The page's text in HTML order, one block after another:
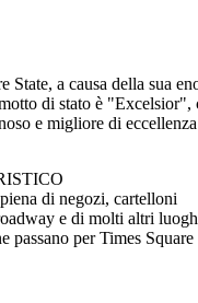
a causa della sua
di stato è "Excelsior",
e migliore di
di negozi, cartelloni
e di molti altri
passano per Times